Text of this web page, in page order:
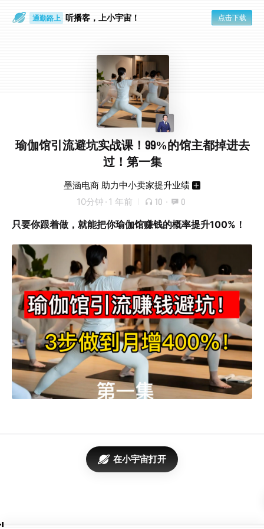
通勤路上 听播客，上小宇宙！ 点击下载
瑜伽馆引流避坑实战课！99%的馆主都掉进去
过！第一集
墨涵电商 助力中小卖家提升业绩
10分钟 · 1 年前 10 · 0
只要你跟着做，就能把你瑜伽馆赚钱的概率提升100%！
在小宇宙打开